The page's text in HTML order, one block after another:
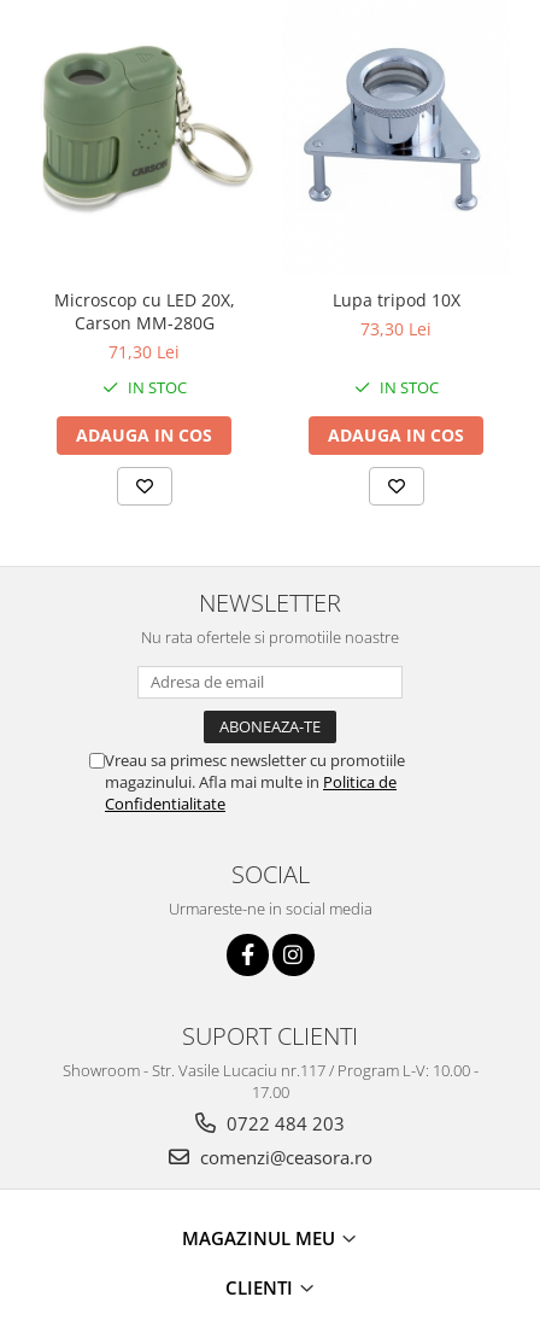
Microscop cu LED 20X,
Carson MM-280G
71,30 Lei
IN STOC
ADAUGA IN COS
Lupa tripod 10X
73,30 Lei
IN STOC
ADAUGA IN COS
NEWSLETTER
Nu rata ofertele si promotiile noastre
Vreau sa primesc newsletter cu promotiile
magazinului. Afla mai multe in Politica de
Confidentialitate
SOCIAL
Urmareste-ne in social media
SUPORT CLIENTI
Showroom - Str. Vasile Lucaciu nr.117 / Program L-V: 10.00 -
17.00
0722 484 203
comenzi@ceasora.ro
MAGAZINUL MEU
CLIENTI